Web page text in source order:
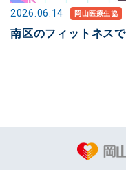
2026.06.14 岡山医療生協
南区のフィットネス